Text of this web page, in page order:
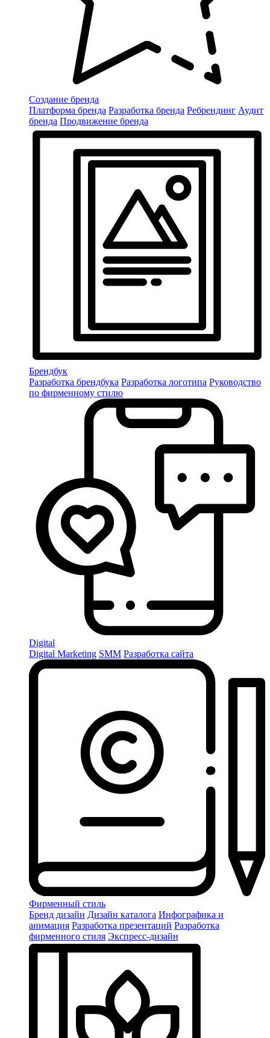
Создание бренда
Платформа бренда Разработка бренда Ребрендинг Аудит
бренда Продвижение бренда
Брендбук
Разработка брендбука Разработка логотипа Руководство
по фирменному стилю
Digital
Digital Marketing SMM Разработка сайта
Фирменный стиль
Бренд дизайн Дизайн каталога Инфографика и
анимация Разработка презентаций Разработка
фирменного стиля Экспресс-дизайн